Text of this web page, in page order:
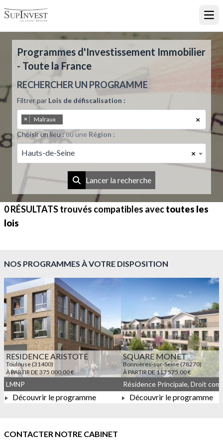
Programmes d'Investissement Immobilier
- Toute la France
RECHERCHER UN PROGRAMME
Filtrer par Lois de défiscalisation :
×
× Malraux
Choisir un lieu :ou une Région :
×
Hauts-de-Seine
Lancer la recherche
0 RÉSULTATStrouvés compatibles avectoutes les
lois
NOS PROGRAMMES À VOTRE DISPOSITION
RESIDENCE ARISTOTE
Toulouse (31400)
À PARTIR DE 375 000,00 €
À PARTIR DE 375 000,00 €
LMNP
Découvrir le programme
SQUARE MONET
Bonnières-sur-Seine (78270)
À PARTIR DE 113 575,00 €
Découvrir le programme
CONTACTER NOTRE CABINET